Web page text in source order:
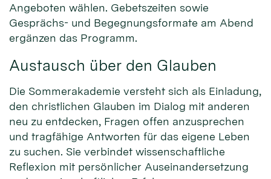
Angeboten wählen. Gebetszeiten sowie
Gesprächs- und Begegnungsformate am Abend
ergänzen das Programm.
Austausch über den Glauben
Die Sommerakademie versteht sich als Einladung,
den christlichen Glauben im Dialog mit anderen
neu zu entdecken, Fragen offen anzusprechen
und tragfähige Antworten für das eigene Leben
zu suchen. Sie verbindet wissenschaftliche
Reflexion mit persönlicher Auseinandersetzung